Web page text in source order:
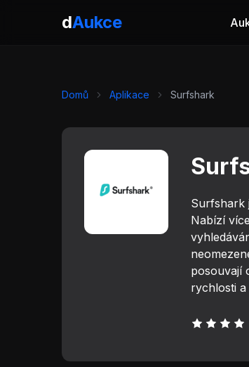
dAukce
Domů Aplikace Surfshark
Surfshark
Nabízí
posouvají
rychlosti